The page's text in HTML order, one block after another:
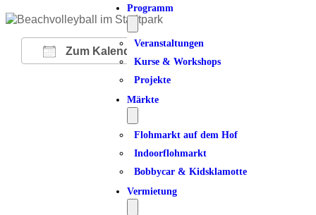
Programm
Veranstaltungen
Kurse & Workshops
Projekte
Märkte
Flohmarkt auf dem Hof
Indoorflohmarkt
Bobbycar & Kidsklamotte
Vermietung
Zum Kalender hinzufügen
ICS herunterladen
Google Kalender
iCalendarOffice 365